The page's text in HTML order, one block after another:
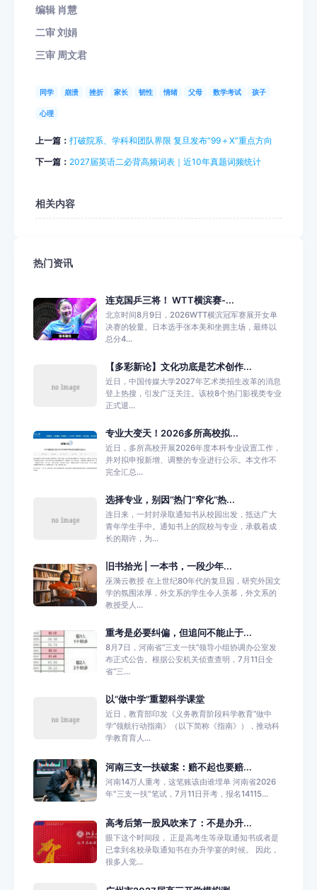
编辑 肖慧
二审 刘娟
三审 周文君
同学 崩溃 挫折 家长 韧性 情绪 父母 数学考试 孩子
心理
上一篇： 打破院系、学科和团队界限 复旦发布“99＋X”重点方向
下一篇： 2027届英语二必背高频词表｜近10年真题词频统计
相关内容
热门资讯
连克国乒三将！ WTT横滨赛-...
北京时间8月9日，2026WTT横滨冠军赛展开女单
决赛的较量。日本选手张本美和坐拥主场，最终以
总分4...
【多彩新论】文化功底是艺术创作...
近日，中国传媒大学2027年艺术类招生改革的消息
登上热搜，引发广泛关注。该校8个热门影视类专业
正式退...
专业大变天！2026多所高校拟...
近日，多所高校开展2026年度本科专业设置工作，
并对拟申报新增、调整的专业进行公示。本文作不
完全汇总...
选择专业，别因“热门”窄化“热...
连日来，一封封录取通知书从校园出发，抵达广大
青年学生手中。通知书上的院校与专业，承载着成
长的期许，为...
旧书拾光 | 一本书，一段少年...
巫漪云教授 在上世纪80年代的复旦园，研究外国文
学的氛围浓厚，外文系的学生令人羡慕，外文系的
教授受人...
重考是必要纠偏，但追问不能止于...
8月7日，河南省“三支一扶”领导小组协调办公室发
布正式公告。根据公安机关侦查查明，7月11日全
省“三...
以“做中学”重塑科学课堂
近日，教育部印发《义务教育阶段科学教育“做中
学”领航行动指南》（以下简称《指南》），推动科
学教育育人...
河南三支一扶破案：赔不起也要赔...
河南14万人重考，这笔账该由谁埋单 河南省2026
年"三支一扶"笔试，7月11日开考，报名14115...
高考后第一股风吹来了：不是办升...
眼下这个时间段， 正是高考生等录取通知书或者是
已拿到名校录取通知书在办升学宴的时候。 因此，
很多人觉...